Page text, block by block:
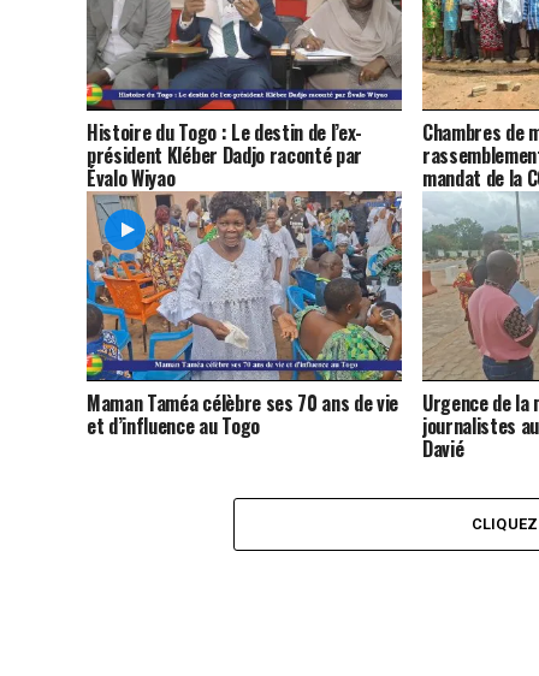
Histoire du Togo : Le destin de l’ex-
président Kléber Dadjo raconté par
Évalo Wiyao
Chambres de
mandat de la
Maman Taméa célèbre ses 70 ans de vie
et d’influence au Togo
Urgence de la
journalistes
Davié